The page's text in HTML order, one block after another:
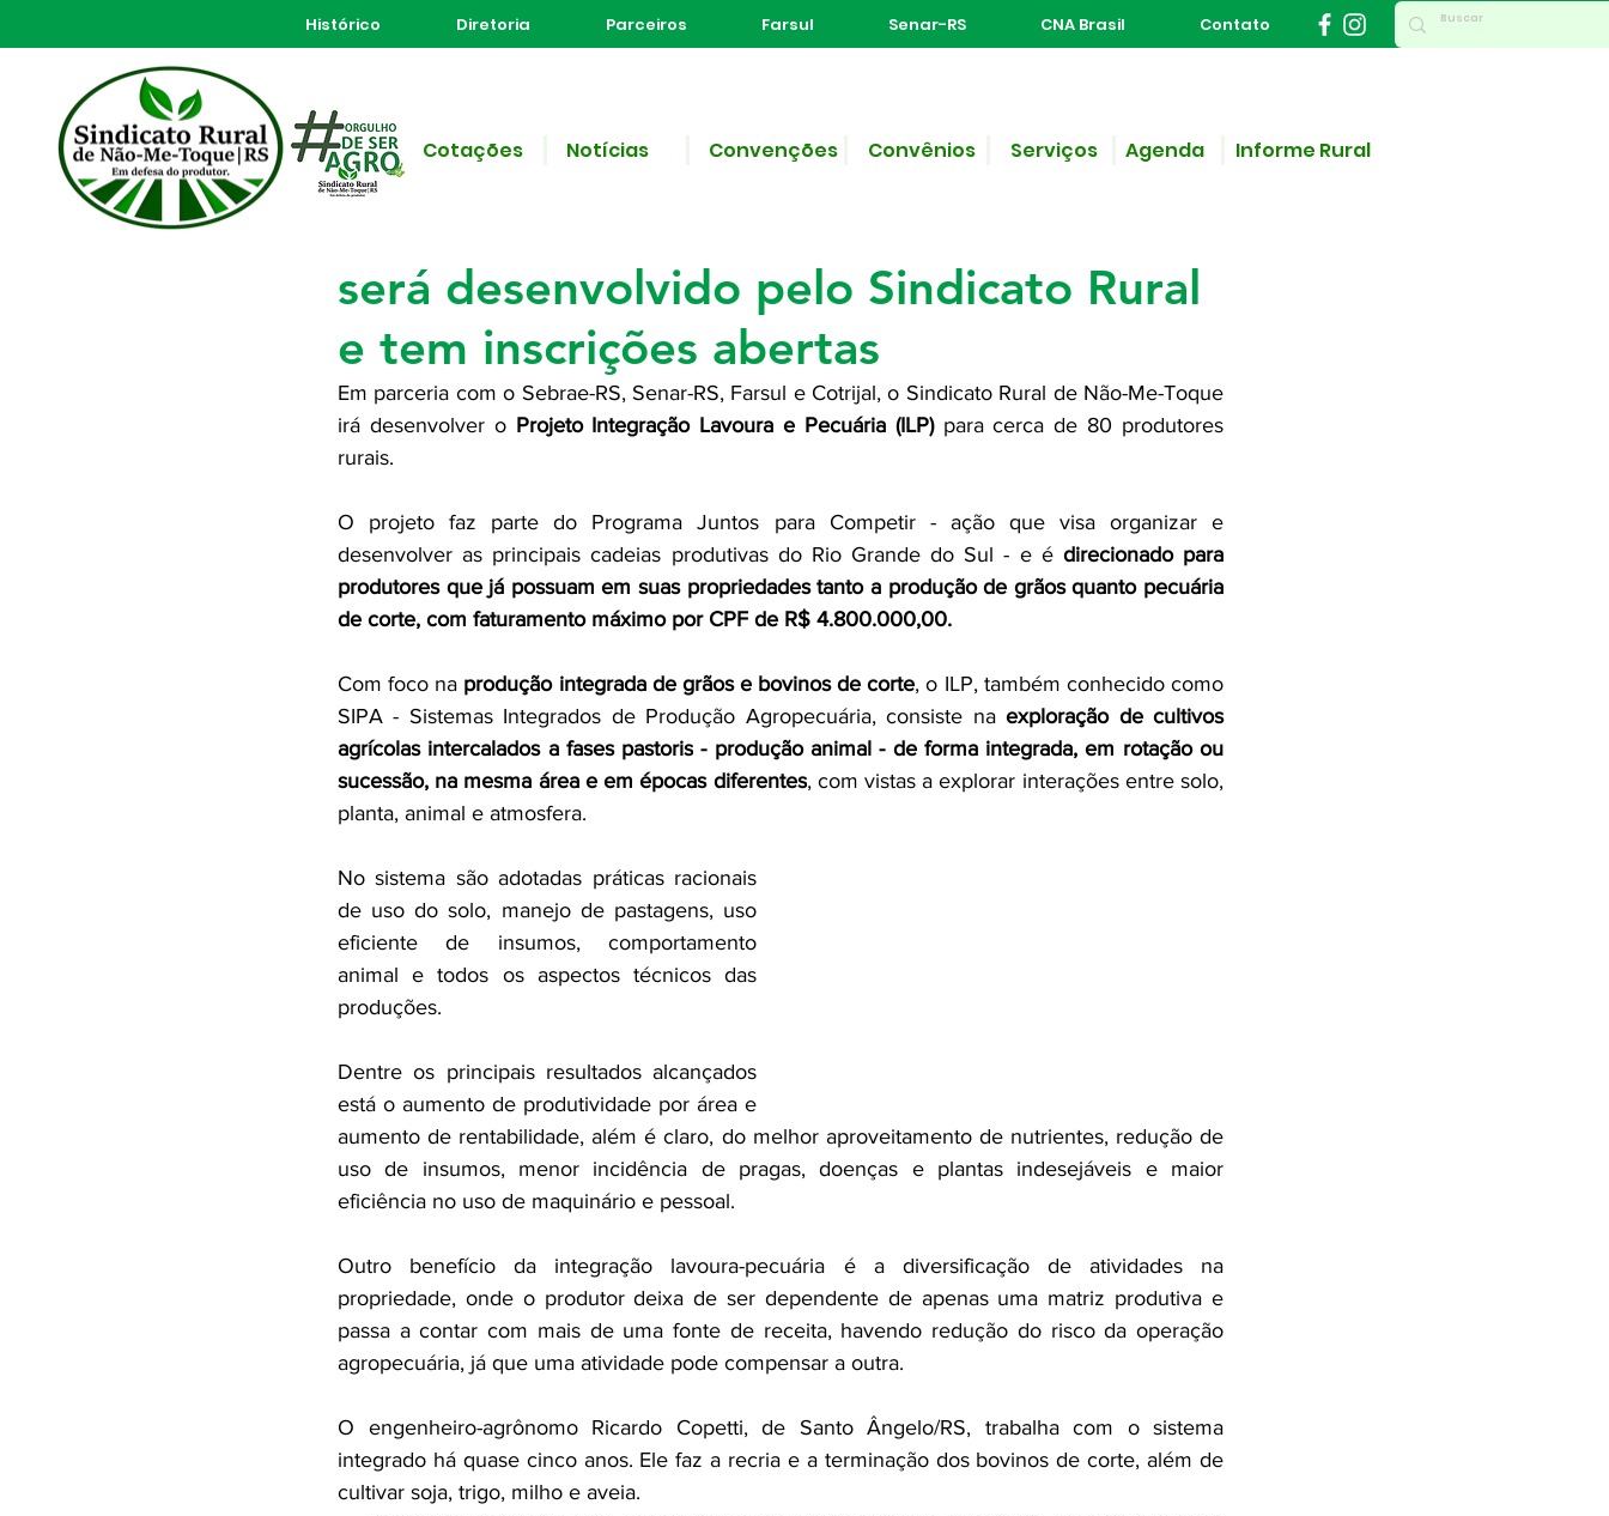
Histórico Diretoria Parceiros Farsul Senar-RS CNA Brasil Contato
Todos posts
será desenvolvido pelo Sindicato Rural
e tem inscrições abertas
23 de fev. de 2021
Em parceria com o Sebrae-RS, Senar-RS, Farsul e Cotrijal, o Sindicato Rural de Não-Me-Toque
irá desenvolver o Projeto Integração Lavoura e Pecuária (ILP) para cerca de 80 produtores
rurais.
O projeto faz parte do Programa Juntos para Competir - ação que visa organizar e
desenvolver as principais cadeias produtivas do Rio Grande do Sul - e é direcionado para
produtores que já possuam em suas propriedades tanto a produção de grãos quanto pecuária
de corte, com faturamento máximo por CPF de R$ 4.800.000,00.
Com foco na produção integrada de grãos e bovinos de corte, o ILP, também conhecido como
SIPA - Sistemas Integrados de Produção Agropecuária, consiste na exploração de cultivos
agrícolas intercalados a fases pastoris - produção animal - de forma integrada, em rotação ou
sucessão, na mesma área e em épocas diferentes, com vistas a explorar interações entre solo,
planta, animal e atmosfera.
No sistema são adotadas práticas racionais
de uso do solo, manejo de pastagens, uso
eficiente de insumos, comportamento
animal e todos os aspectos técnicos das
produções.
Dentre os principais resultados alcançados
está o aumento de produtividade por área e
aumento de rentabilidade, além é claro, do melhor aproveitamento de nutrientes, redução de
uso de insumos, menor incidência de pragas, doenças e plantas indesejáveis e maior
eficiência no uso de maquinário e pessoal.
Outro benefício da integração lavoura-pecuária é a diversificação de atividades na
propriedade, onde o produtor deixa de ser dependente de apenas uma matriz produtiva e
passa a contar com mais de uma fonte de receita, havendo redução do risco da operação
agropecuária, já que uma atividade pode compensar a outra.
O engenheiro-agrônomo Ricardo Copetti, de Santo Ângelo/RS, trabalha com o sistema
integrado há quase cinco anos. Ele faz a recria e a terminação dos bovinos de corte, além de
cultivar soja, trigo, milho e aveia.
Cotações Notícias Convenções Convênios Serviços Agenda Informe Rural